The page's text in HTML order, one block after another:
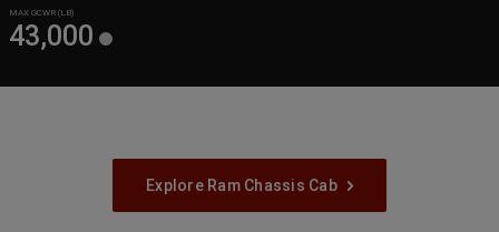
MAX GCWR (LB)
43,000
Explore Ram Chassis Cab